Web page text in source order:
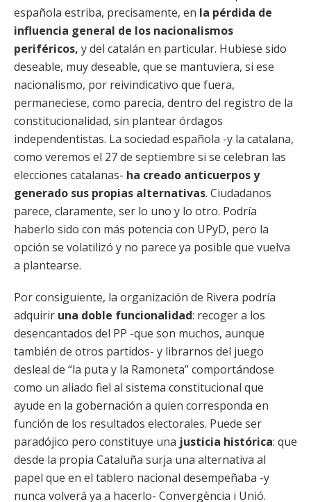
española estriba, precisamente, en la pérdida de
influencia general de los nacionalismos
periféricos, y del catalán en particular. Hubiese sido
deseable, muy deseable, que se mantuviera, si ese
nacionalismo, por reivindicativo que fuera,
permaneciese, como parecía, dentro del registro de la
constitucionalidad, sin plantear órdagos
independentistas. La sociedad española -y la catalana,
como veremos el 27 de septiembre si se celebran las
elecciones catalanas- ha creado anticuerpos y
generado sus propias alternativas. Ciudadanos
parece, claramente, ser lo uno y lo otro. Podría
haberlo sido con más potencia con UPyD, pero la
opción se volatilizó y no parece ya posible que vuelva
a plantearse.
Por consiguiente, la organización de Rivera podría
adquirir una doble funcionalidad: recoger a los
desencantados del PP -que son muchos, aunque
también de otros partidos- y librarnos del juego
desleal de “la puta y la Ramoneta” comportándose
como un aliado fiel al sistema constitucional que
ayude en la gobernación a quien corresponda en
función de los resultados electorales. Puede ser
paradójico pero constituye una justicia histórica: que
desde la propia Cataluña surja una alternativa al
papel que en el tablero nacional desempeñaba -y
nunca volverá ya a hacerlo- Convergència i Unió.